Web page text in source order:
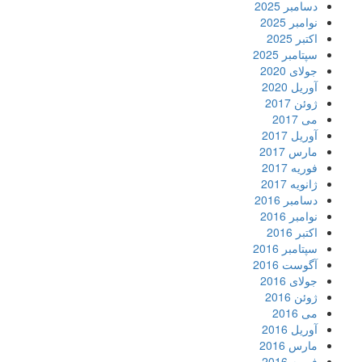
دسامبر 2025
نوامبر 2025
اکتبر 2025
سپتامبر 2025
جولای 2020
آوریل 2020
ژوئن 2017
می 2017
آوریل 2017
مارس 2017
فوریه 2017
ژانویه 2017
دسامبر 2016
نوامبر 2016
اکتبر 2016
سپتامبر 2016
آگوست 2016
جولای 2016
ژوئن 2016
می 2016
آوریل 2016
مارس 2016